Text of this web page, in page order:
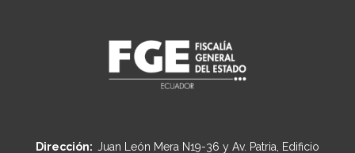
Dirección: Juan León Mera N19-36 y Av. Patria, Edificio